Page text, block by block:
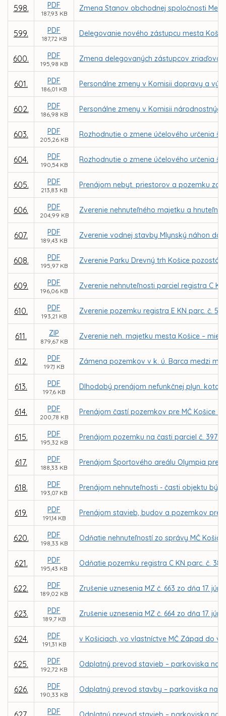
598. PDF
187,93 KB
Zmena Stanov obchodnej spoločnosti
599. PDF
187,72 KB
Delegovanie nového zástupcu mesta
600. PDF
195,98 KB
Zmena delegovaných zástupcov
601. PDF
186,01 KB
Personálne zmeny v Komisii dopravy a
602. PDF
186,98 KB
Personálne zmeny v Komisii
603. PDF
205,26 KB
Rozhodnutie o zmene účelového určenia
604. PDF
190,54 KB
Rozhodnutie o zmene účelového určenia
605. PDF
213,83 KB
Prenájom nebyt. priestorov a pozemku za
606. PDF
204,99 KB
Zverenie nehnuteľného majetku a
607. PDF
189,43 KB
Zverenie vodnej stavby Mlynský náhon do
608. PDF
195,97 KB
Zverenie Parku Drevný trh Košice
609. PDF
196,06 KB
Zverenie nehnuteľnosti parciel registra C
610. PDF
193,21 KB
Zverenie pozemku registra E KN parc. č.
611. ZIP
879,67 KB
Zverenie neh. majetku mesta Košice –
612. PDF
197,1 KB
Zámena pozemkov v k. ú. Barca medzi
613. PDF
197,6 KB
Dlhodobý prenájom nefunkčnej plyn.
614. PDF
200,78 KB
Prenájom častí pozemkov pre MČ Košice
615. PDF
195,32 KB
Prenájom pozemku na časti parciel č.
617. PDF
188,33 KB
Prenájom Športového areálu Olympia pre
618. PDF
193,07 KB
Prenájom nehnuteľnosti - časti objektu
619. PDF
191,14 KB
Prenájom stavieb, budov a pozemkov pre
620. PDF
198,33 KB
Odňatie nehnuteľností zo správy MČ
621. PDF
195,43 KB
Odňatie pozemku registra C KN parc. č.
622. PDF
189,02 KB
Zrušenie uznesenia MZ č. 663 zo dňa 17.
623. PDF
189,7 KB
Zrušenie uznesenia MZ č. 664 zo dňa 17.
624. PDF
191,31 KB
v Košiciach, vo vlastníctve MČ Západ do
625. PDF
192,72 KB
Odplatný prevod stavieb – parkoviska na
626. PDF
190,33 KB
Odplatný prevod stavby – parkoviska na
PDF